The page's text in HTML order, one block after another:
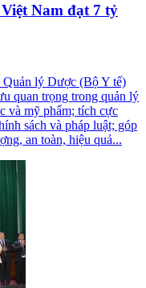
Nam đạt 7 tỷ
Quản lý Dược (Bộ Y tế)
quan trọng trong quản lý
và mỹ phẩm; tích cực
sách và pháp luật; góp
an toàn, hiệu quả...